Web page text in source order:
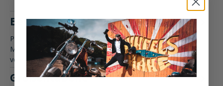
Beschreibung
Produktbeschreibung: Road Denim Leder Handschuh
Motorradbekleidung Die Road Denim Leder Handschuhe
vereinen stilvolle Optik…Mehr
Größentabelle